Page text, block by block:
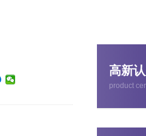
高新
product
东莞